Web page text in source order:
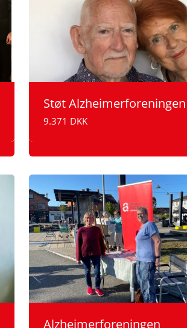
Støt Alzheimerforeningen
9.371 DKK
Alzheimerforeningen